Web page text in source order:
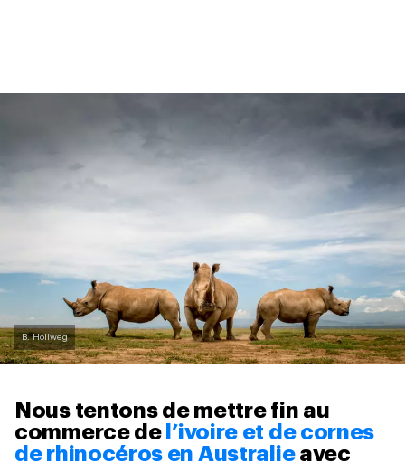
B. Hollweg
Nous tentons de mettre fin au
commerce de l’ivoire et de cornes
de rhinocéros en Australieavec